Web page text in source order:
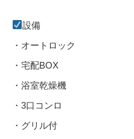
設備
・オートロック
・宅配BOX
・浴室乾燥機
・3口コンロ
・グリル付